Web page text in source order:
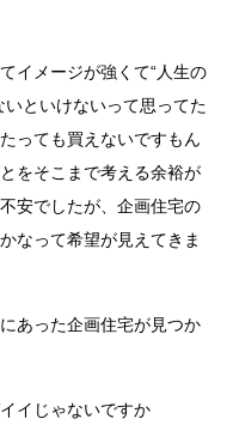
イメージが強くて“人生の
といけないって思ってた
っても買えないですもん
をそこまで考える余裕が
安でしたが、企画住宅の
なって希望が見えてきま
あった企画住宅が見つか
イじゃないですか